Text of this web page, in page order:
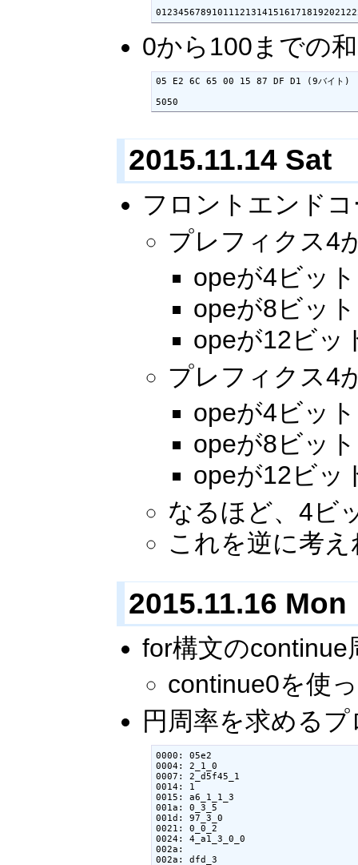
0から100までの
05 E2 6C 65 00 15 87 DF D1 (9バイト)
5050
2015.11.14 Sat
フロントエンド
プレフィクス4
opeが4ビッ
opeが8ビッ
opeが12ビッ
プレフィクス4
opeが4ビッ
opeが8ビッ
opeが12ビッ
なるほど、4ビ
これを逆に考
2015.11.16 Mon
for構文の
continue0を使
円周率を求める
0000: 05e2                            バイ
0004: 2_1_0
0007: 2_d5f45_1
0014: 1
0015: a6_1_1_3
001a: 0_3_5
001d: 97_3_0
0021: 0_0_2
0024: 4_a1_3_0_0
002a:
002a: dfd_3                           R02を